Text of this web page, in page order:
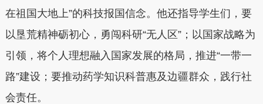
在祖国大地上”的科技报国信念。他还指导学生们，要
以垦荒精神砺初心，勇闯科研“无人区”；以国家战略为
引领，将个人理想融入国家发展的格局，推进“一带一
路”建设；要推动药学知识科普惠及边疆群众，践行社
会责任。